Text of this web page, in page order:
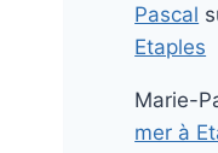
Pascal
Etaples
Marie-
mer à